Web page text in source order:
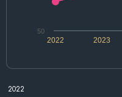
2022 2023
50
2022